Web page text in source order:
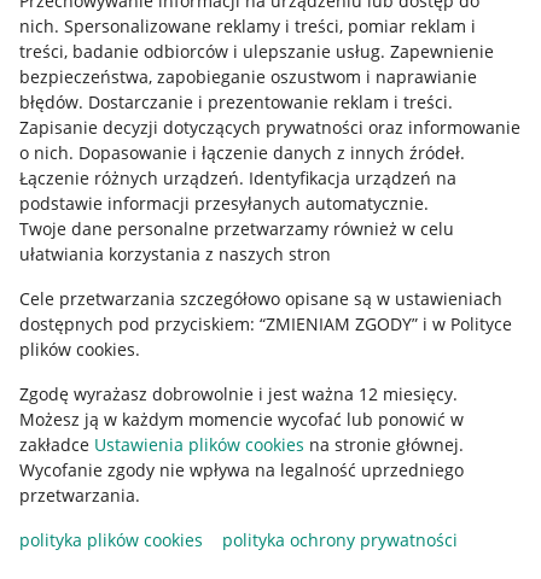
nich. Spersonalizowane reklamy i treści, pomiar reklam i
treści, badanie odbiorców i ulepszanie usług. Zapewnienie
bezpieczeństwa, zapobieganie oszustwom i naprawianie
błędów. Dostarczanie i prezentowanie reklam i treści.
Zapisanie decyzji dotyczących prywatności oraz informowanie
o nich. Dopasowanie i łączenie danych z innych źródeł.
Łączenie różnych urządzeń. Identyfikacja urządzeń na
podstawie informacji przesyłanych automatycznie.
Twoje dane personalne przetwarzamy również w celu
ułatwiania korzystania z naszych stron
Cele przetwarzania szczegółowo opisane są w ustawieniach
dostępnych pod przyciskiem: “ZMIENIAM ZGODY” i w Polityce
plików cookies.
Zgodę wyrażasz dobrowolnie i jest ważna 12 miesięcy.
Możesz ją w każdym momencie wycofać lub ponowić w
zakładce Ustawienia plików cookies na stronie głównej.
Wycofanie zgody nie wpływa na legalność uprzedniego
przetwarzania.
polityka plików cookies
polityka ochrony prywatności
Allegro Gadane dla kupujących
Mapa miejscowości
Informacje prawne
Regulamin
Polityka plików "cookies"
Ustawienia plików "cookies"
Udostępnianie lokalizacji
Informacje dla Aktu o Usługach Cyfrowych
Pobierz aplikację